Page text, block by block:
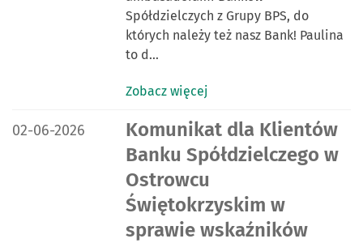
Spółdzielczych z Grupy BPS, do
których należy też nasz Bank! Paulina
to d…
Zobacz więcej
DATA PUBLIKACJI:
02-06-2026
Komunikat dla Klientów
Banku Spółdzielczego w
Ostrowcu
Świętokrzyskim w
sprawie wskaźników